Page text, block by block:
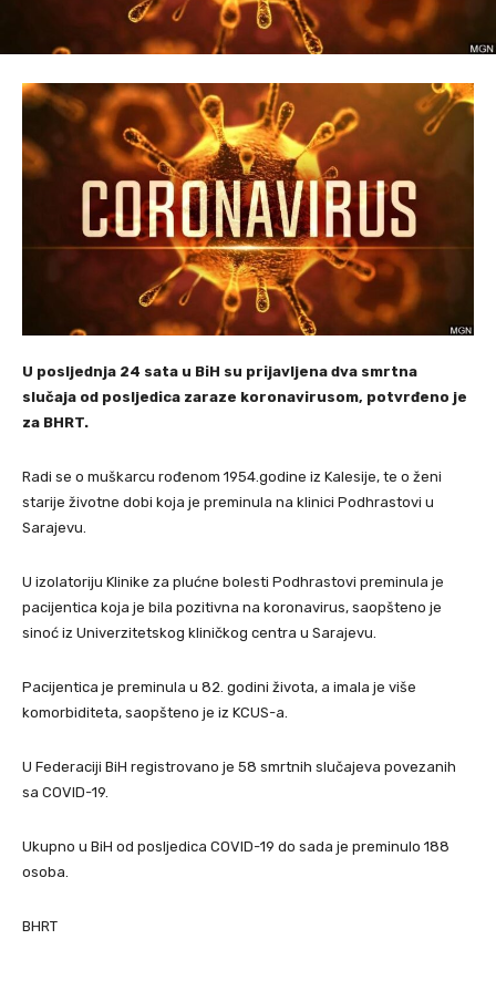
U posljednja 24 sata u BiH su prijavljena dva smrtna
slučaja od posljedica zaraze koronavirusom, potvrđeno je
za BHRT.
Radi se o muškarcu rođenom 1954.godine iz Kalesije, te o ženi
starije životne dobi koja je preminula na klinici Podhrastovi u
Sarajevu.
U izolatoriju Klinike za plućne bolesti Podhrastovi preminula je
pacijentica koja je bila pozitivna na koronavirus, saopšteno je
sinoć iz Univerzitetskog kliničkog centra u Sarajevu.
Pacijentica je preminula u 82. godini života, a imala je više
komorbiditeta, saopšteno je iz KCUS-a.
U Federaciji BiH registrovano je 58 smrtnih slučajeva povezanih
sa COVID-19.
Ukupno u BiH od posljedica COVID-19 do sada je preminulo 188
osoba.
BHRT